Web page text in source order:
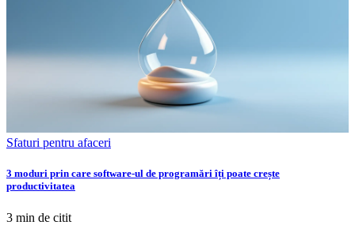
Sfaturi pentru afaceri
3 moduri prin care software-ul de programări îți poate crește
productivitatea
3 min de citit